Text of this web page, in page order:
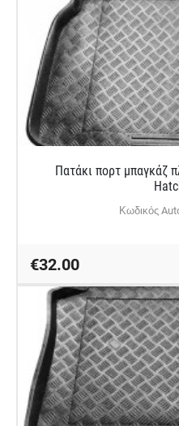
Πατάκι πορτ μπαγκάζ
Κωδικός
€32.00